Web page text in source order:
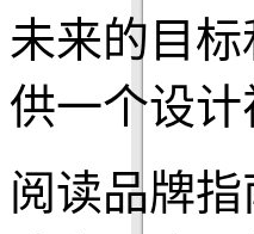
未来的目
供一个设
阅读品牌